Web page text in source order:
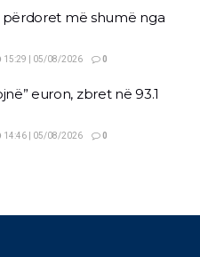
përdoret më shumë nga
15:29 | 05/08/2026 0
euron, zbret në 93.1
14:46 | 05/08/2026 0